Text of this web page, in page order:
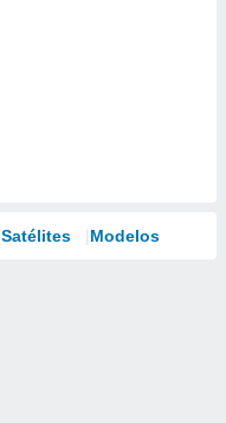
Satélites Modelos